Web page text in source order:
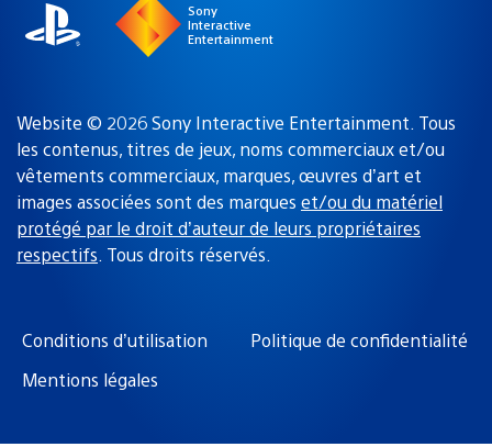
Sony
Interactive
Entertainment
Website © 2026 Sony Interactive Entertainment. Tous
les contenus, titres de jeux, noms commerciaux et/ou
vêtements commerciaux, marques, œuvres d’art et
images associées sont des marques et/ou du matériel
protégé par le droit d’auteur de leurs propriétaires
respectifs. Tous droits réservés.
Conditions d’utilisation
Politique de confidentialité
Mentions légales